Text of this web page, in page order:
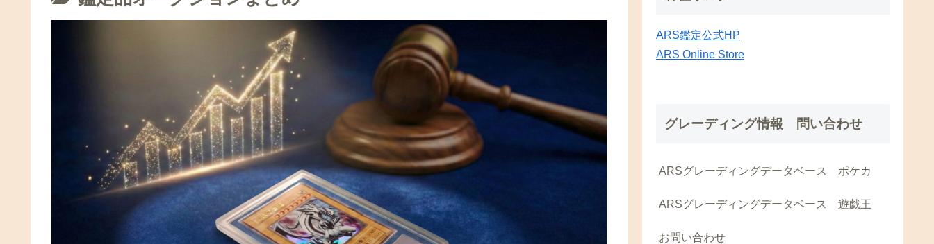
ARS鑑定公式HP
ARS Online Store
グレーディング情報 問い合わせ
ARSグレーディングデータベース ポケカ
ARSグレーディングデータベース 遊戯王
お問い合わせ